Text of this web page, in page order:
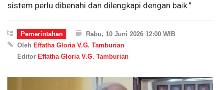
sistem perlu dibenahi dan dilengkapi dengan baik."
Pemerintahan
Rabu, 10 Juni 2026 12:00 WIB
Oleh Effatha Gloria V.G. Tamburian
Editor Effatha Gloria V.G. Tamburian